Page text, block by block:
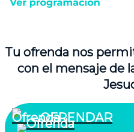
Tu ofrenda nos
con el mensaje de
OFRENDAR